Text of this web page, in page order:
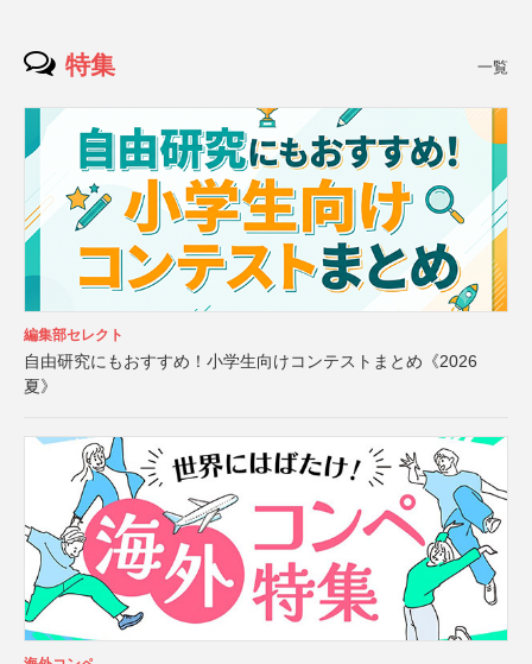
特集 一覧
編集部セレクト
自由研究にもおすすめ！小学生向けコンテストまとめ《2026
夏》